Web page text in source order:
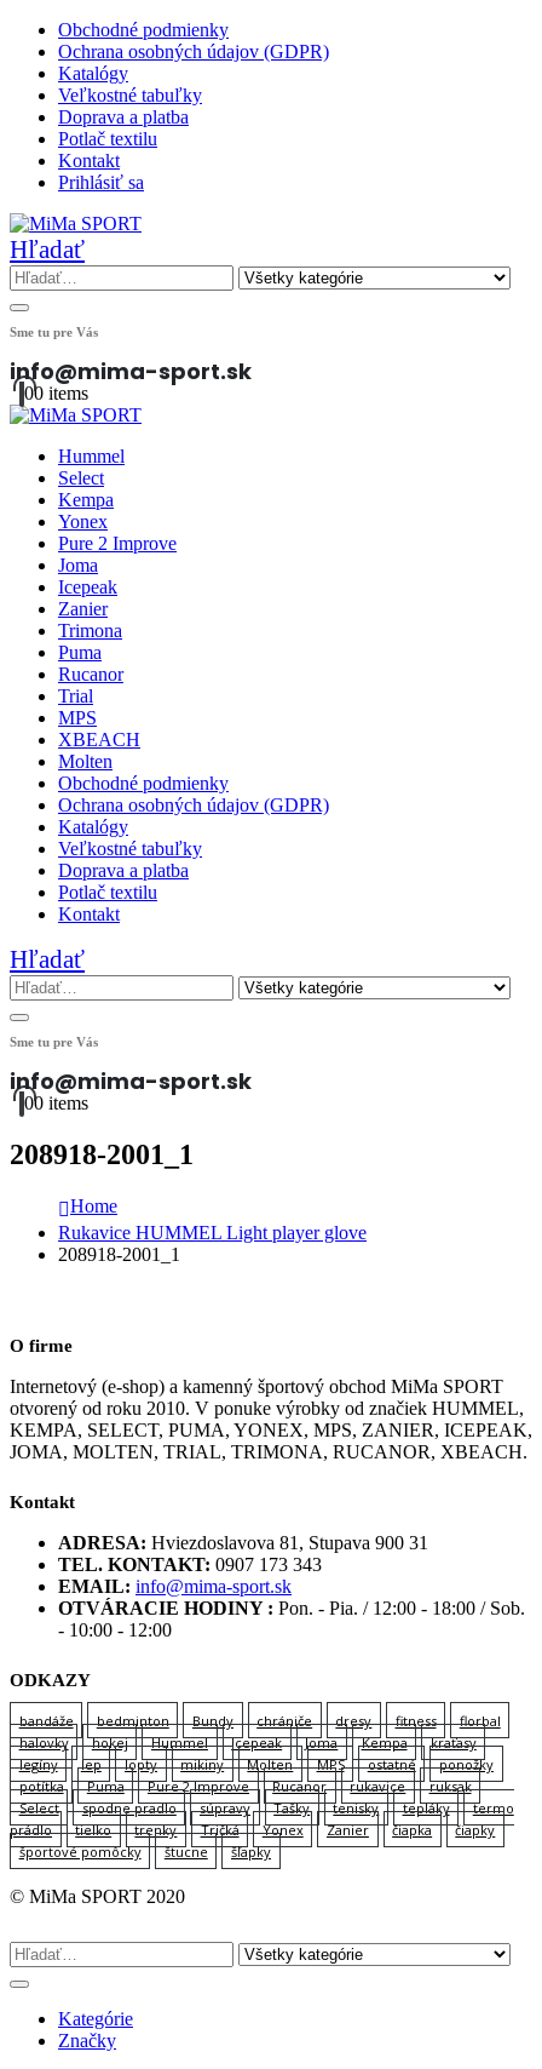
Obchodné podmienky
Ochrana osobných údajov (GDPR)
Katalógy
Veľkostné tabuľky
Doprava a platba
Potlač textilu
Kontakt
Prihlásiť sa
Hľadať
Sme tu pre Vás
info@mima-sport.sk
00 items
Hummel
Select
Kempa
Yonex
Pure 2 Improve
Joma
Icepeak
Zanier
Trimona
Puma
Rucanor
Trial
MPS
XBEACH
Molten
Obchodné podmienky
Ochrana osobných údajov (GDPR)
Katalógy
Veľkostné tabuľky
Doprava a platba
Potlač textilu
Kontakt
Hľadať
Sme tu pre Vás
info@mima-sport.sk
00 items
208918-2001_1
Home
Rukavice HUMMEL Light player glove
208918-2001_1
O firme
Internetový (e-shop) a kamenný športový obchod MiMa SPORT
otvorený od roku 2010. V ponuke výrobky od značiek HUMMEL,
KEMPA, SELECT, PUMA, YONEX, MPS, ZANIER, ICEPEAK,
JOMA, MOLTEN, TRIAL, TRIMONA, RUCANOR, XBEACH.
Kontakt
ADRESA: Hviezdoslavova 81, Stupava 900 31
TEL. KONTAKT: 0907 173 343
EMAIL: info@mima-sport.sk
OTVÁRACIE HODINY : Pon. - Pia. / 12:00 - 18:00 / Sob.
- 10:00 - 12:00
ODKAZY
bandáže bedminton Bundy chrániče dresy fitness
florbal
halovky
hokej Hummel Icepeak Joma Kempa
kraťasy
legíny
lep lopty mikiny Molten MPS ostatné
ponožky
potítka
Puma Pure 2 Improve Rucanor rukavice
ruksak
Select
spodne pradlo súpravy Tašky tenisky tepláky
termo
prádlo
tielko trenky Tričká Yonex Zanier čiapka
čiapky
športové pomôcky
štucne šľapky
© MiMa SPORT 2020
Kategórie
Značky